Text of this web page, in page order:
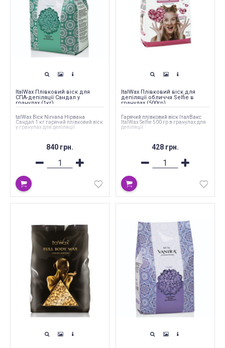
ItalWax Плівковий віск для
СПА-депіляції Сандал у
гранулах (1кг)
talWax Віск Nirvana Нірвана
Сандал 1 кг гарячий плівковий віск
у гранулах для депіляції
840 грн.
ItalWax Плівковий віск для
депіляції обличчя Selfie в
гранулах (500гр)
Гарячий плівковий віск ІталВакс
ItalWax Selfie 500 гр в гранулах для
депіляції
428 грн.